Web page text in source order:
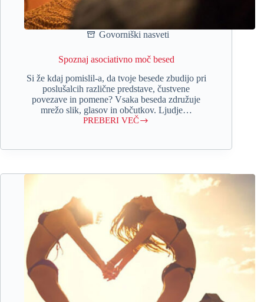
Govorniški nasveti
Spoznaj asociativno moč besed
Si že kdaj pomislil-a, da tvoje besede zbudijo pri
poslušalcih različne predstave, čustvene
povezave in pomene? Vsaka beseda združuje
mrežo slik, glasov in občutkov. Ljudje…
PREBERI VEČ
Spoznaj